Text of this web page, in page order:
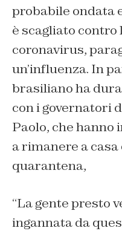
probabile ondata
è scagliato contro
coronavirus,
un’influenza. In
brasiliano ha
con i governatori
Paolo, che hanno
a rimanere a
quarantena,
“La gente presto
ingannata da